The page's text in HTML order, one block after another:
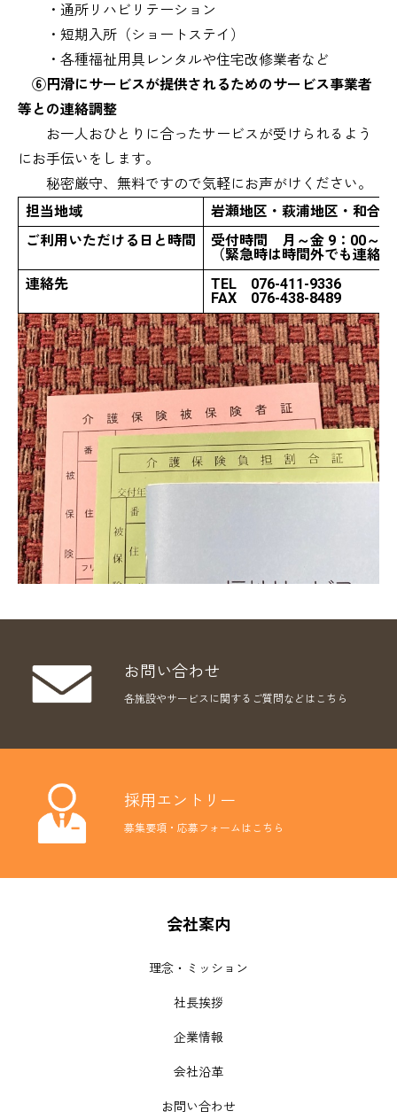
・通所リハビリテーション
・短期入所（ショートステイ）
・各種福祉用具レンタルや住宅改修業者など
⑥円滑にサービスが提供されるためのサービス事業者
等との連絡調整
お一人おひとりに合ったサービスが受けられるよう
にお手伝いをします。
秘密厳守、無料ですので気軽にお声がけください。
担当地域
岩瀬地区・萩浦地区・和合
ご利用いただける日と時間
受付時間 月～金 9：00～
（緊急時は時間外でも連絡
連絡先
TEL 076-411-9336
FAX 076-438-8489
お問い合わせ
各施設やサービスに関するご質問などはこちら
採用エントリー
募集要項・応募フォームはこちら
会社案内
理念・ミッション
社長挨拶
企業情報
会社沿革
お問い合わせ